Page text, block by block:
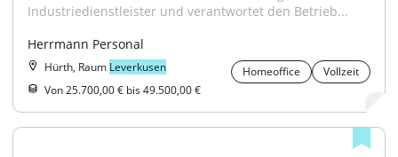
Industriedienstleister und verantwortet den Betrieb...
Herrmann Personal
Hürth, Raum Leverkusen Homeoffice
Vollzeit
Von 25.700,00 € bis 49.500,00 €